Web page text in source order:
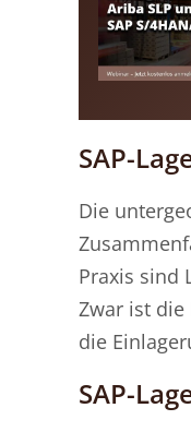
SAP-
Die
Praxis sind
Zwar ist
die
SAP-